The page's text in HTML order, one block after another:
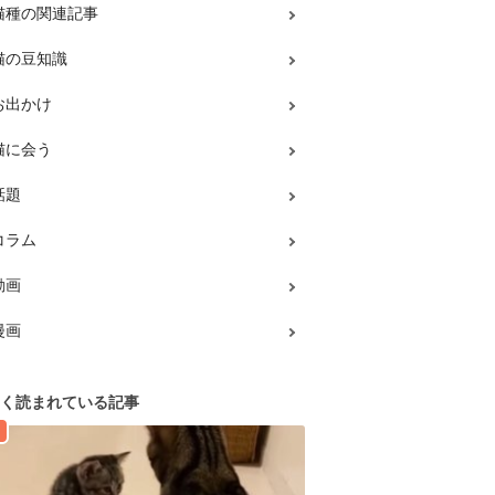
種の関連記事
の豆知識
出かけ
に会う
題
ラム
画
画
読まれている記事